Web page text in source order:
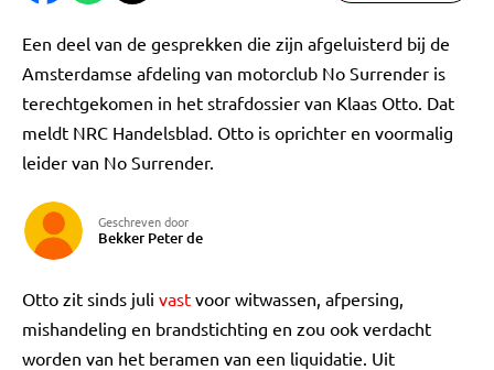
Een deel van de gesprekken die zijn afgeluisterd bij de
Amsterdamse afdeling van motorclub No Surrender is
terechtgekomen in het strafdossier van Klaas Otto. Dat
meldt NRC Handelsblad. Otto is oprichter en voormalig
leider van No Surrender.
Geschreven door
Bekker Peter de
Otto zit sinds juli vast voor witwassen, afpersing,
mishandeling en brandstichting en zou ook verdacht
worden van het beramen van een liquidatie. Uit